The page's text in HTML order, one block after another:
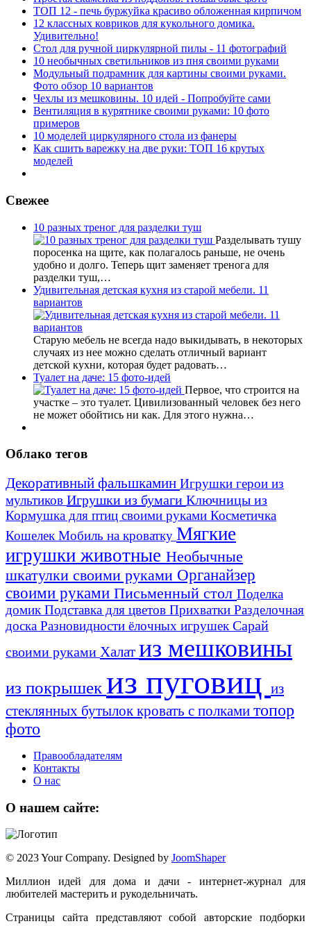
ТОП 12 - печь буржуйка красиво обложенная кирпичом
12 классных ковриков для кукольного домика.
Удивительно!
Стол для ручной циркулярной пилы - 11 фотографий
10 необычных светильников из пня своими руками
Модульный подрамник для картины своими руками.
Фото обзор 10 вариантов
Чехлы из мешковины. 10 идей - Попробуйте сами
Вентиляция в курятнике своими руками: 10 фото
примеров
10 моделей циркулярного стола из фанеры
Как сшить варежку на две руки: ТОП 16 крутых
моделей
Свежее
10 разных треног для разделки туш
Разделывать тушу
поросенка на щите, как полагалось раньше, не очень
удобно и долго. Теперь щит заменяет тренога для
разделки туш,…
Удивительная детская кухня из старой мебели. 11
вариантов
Старую мебель не всегда надо выкидывать, в некоторых
случаях из нее можно сделать отличный вариант
детской кухни, которая будет радовать…
Туалет на даче: 15 фото-идей
Первое, что строится на
участке – это туалет. Цивилизованный человек без него
не может обойтись ни как. Для этого нужна…
Облако тегов
Декоративный фальшкамин Игрушки герои из
мультиков Игрушки из бумаги Ключницы из
Кормушка для птиц своими руками Косметичка
Кошелек Мобиль на кроватку Мягкие
игрушки животные Необычные
шкатулки своими руками Органайзер
своими руками Письменный стол Поделка
домик Подставка для цветов Прихватки Разделочная
доска Разновидности ёлочных игрушек Сарай
своими руками Халат из мешковины
из покрышек из пуговиц из
стеклянных бутылоккровать с полками топор
фото
Правообладателям
Контакты
О нас
О нашем сайте:
© 2023 Your Company. Designed by JoomShaper
Миллион идей для дома и дачи - интернет-журнал для
любителей мастерить и рукодельничать.
Страницы сайта представляют собой авторские подборки